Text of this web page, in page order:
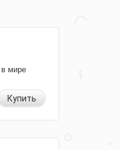
мире
Купить